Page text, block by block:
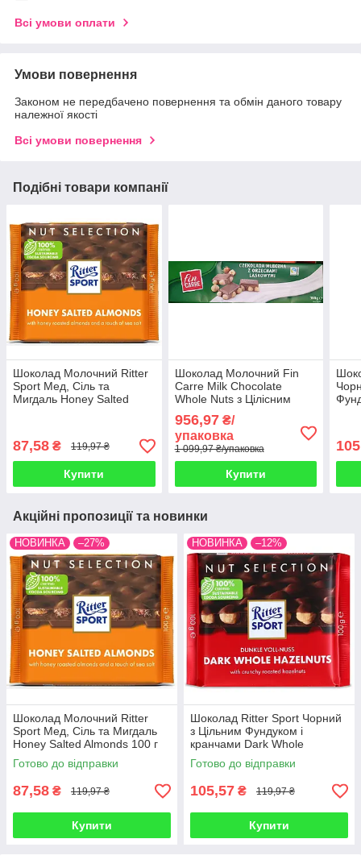
Всі умови оплати
Умови повернення
Законом не передбачено повернення та обмін даного товару
належної якості
Всі умови повернення
Подібні товари компанії
Шоколад Молочний Ritter
Sport Мед, Сіль та
Мигдаль Honey Salted
87,58 ₴ 119,97 ₴
Купити
Шоколад Молочний Fin
Carre Milk Chocolate
Whole Nuts з Цілісним
Лісовим Горіхом 300 г
Німеччина (5 шт/1 уп)
956,97₴/
упаковка
1 099,97 ₴/упаковка
Купити
Акційні пропозиції та новинки
НОВИНКА –27%
Шоколад Молочний Ritter
Sport Мед, Сіль та Мигдаль
Honey Salted Almonds 100 г
Німеччина
Готово до відправки
87,58 ₴ 119,97 ₴
Купити
НОВИНКА –12%
Шоколад Ritter Sport Чорний
з Цільним Фундуком і
кранчами Dark Whole
Hazelnut 100 г Німеччина
Готово до відправки
105,57 ₴ 119,97 ₴
Купити